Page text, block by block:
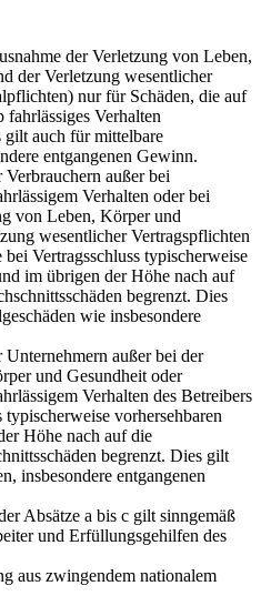
der Verletzung von Leben,
der Verletzung wesentlicher
nur für Schäden, die auf
Verhalten
auch für mittelbare
entgangenen Gewinn.
außer bei
Verhalten oder bei
von Leben, Körper und
wesentlicher Vertragspflichten
Vertragsschluss typischerweise
im übrigen der Höhe nach auf
begrenzt. Dies
wie insbesondere
außer bei der
und Gesundheit oder
Verhalten des Betreibers
vorhersehbaren
Höhe nach auf die
begrenzt. Dies gilt
insbesondere entgangenen
Absätze a bis c gilt sinngemäß
und Erfüllungsgehilfen des
aus zwingendem nationalem